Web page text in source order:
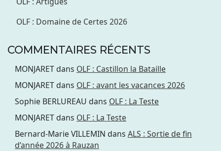
OLF : Domaine de Certes 2026
COMMENTAIRES RÉCENTS
MONJARETdans OLF : Castillon la Bataille
MONJARETdans OLF : avant les vacances 2026
Sophie BERLUREAU dans OLF : La Teste
MONJARETdans OLF : La Teste
Bernard-Marie VILLEMIN dans ALS : Sortie de fin
d’année 2026 à Rauzan